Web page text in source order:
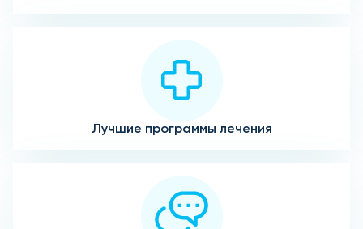
Лучшие программы лечения